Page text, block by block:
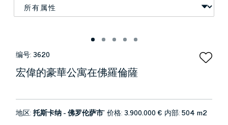
编号:3620
宏偉的豪華公寓在佛羅倫薩
地区:托斯卡纳 - 佛罗伦萨市’价格:3.900.000 € 内部:504 m2